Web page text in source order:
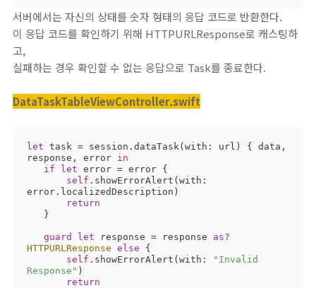
서버에서는 자신의 상태를 숫자 형태의 응답 코드로 반환한다.
이 응답 코드를 확인하기 위해 HTTPURLResponse로 캐스팅하
고,
실패하는 경우 확인할 수 없는 응답으로 Task를 종료한다.
DataTaskTableViewController.swift
let task = session.dataTask(with: url) { data,
response, error in
if
let error = error {
self .showErrorAlert(with:
error.localizedDescription)
return
guard let response = response as?
HTTPURLResponse else {
self .showErrorAlert(with:
"Invalid
Response" )
return